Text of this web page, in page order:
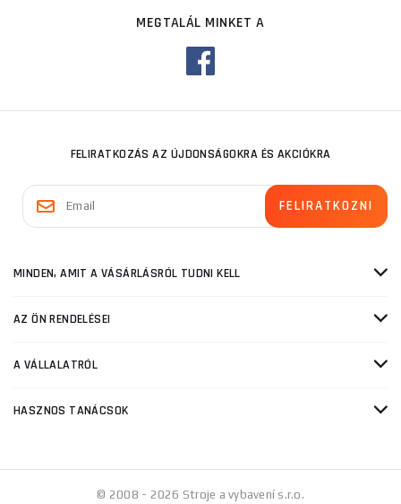
MEGTALÁL MINKET A
FELIRATKOZÁS AZ ÚJDONSÁGOKRA ÉS AKCIÓKRA
MINDEN, AMIT A VÁSÁRLÁSRÓL TUDNI KELL
AZ ÖN RENDELÉSEI
A VÁLLALATRÓL
HASZNOS TANÁCSOK
© 2008 - 2026 Stroje a vybavení s.r.o.